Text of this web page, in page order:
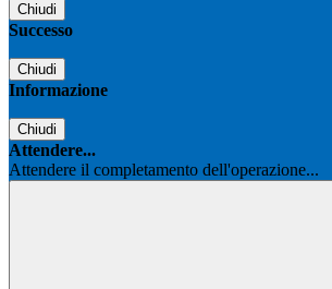
Chiudi
Successo
Chiudi
Informazione
Chiudi
Attendere...
Attendere il completamento dell'operazione...